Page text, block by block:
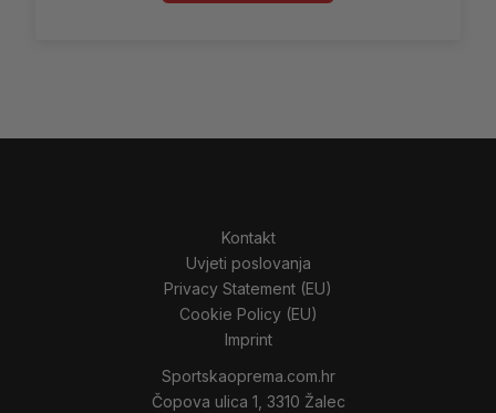
Kontakt
Uvjeti poslovanja
Privacy Statement (EU)
Cookie Policy (EU)
Imprint
Sportskaoprema.com.hr
Čopova ulica 1, 3310 Žalec